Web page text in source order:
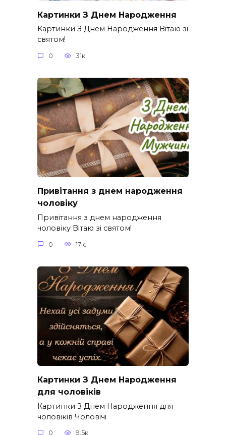
Картинки З Днем Народження
Картинки З Днем Народження Вітаю зі
святом!
0 31к.
Привітання з днем народження
чоловіку
Привітання з днем народження
чоловіку Вітаю зі святом!
0 17к.
Картинки З Днем Народження
для чоловіків​
Картинки З Днем Народження для
чоловіків​ Чоловічі
0 9.5к.